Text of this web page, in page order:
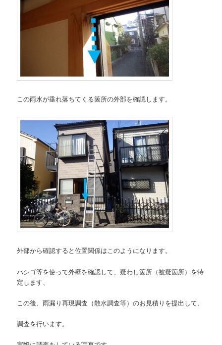
この雨水が垂れ落ちてくる箇所の外部を確認します。
外部から確認すると位置関係はこのようになります。
ハシゴ等を使って外壁を確認して、疑わし箇所（被疑箇所）を特
定します、
この後、雨漏り再現調査（散水調査等）のお見積りを提出して、
調査を行います。